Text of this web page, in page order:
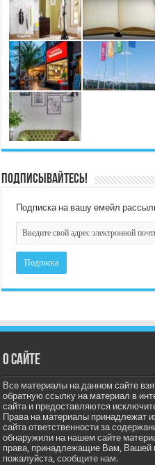
Подписывайтесь!
Подписка на вашу емейл
О сайте
Все материалы на данном сайте
обратную ссылку на материал в
сайта и предоставляются
Права на материалы принадлежат
сайта ответственности за
обнаружили на нашем сайте
права, принадлежащие Вам, Вашей
пожалуйста,сообщите нам.